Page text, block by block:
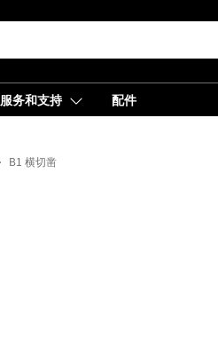
服务和支持 配件
B1 横切凿